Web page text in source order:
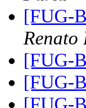
[FUG-
Renato
[FUG-
[FUG-